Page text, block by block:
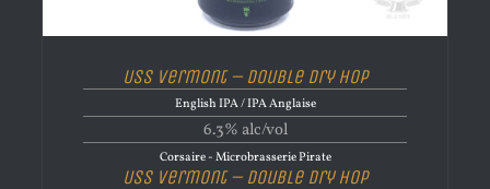
USS Vermont – Double Dry Hop
English IPA / IPA Anglaise
6.3% alc/vol
Corsaire - Microbrasserie Pirate
USS Vermont – Double Dry Hop